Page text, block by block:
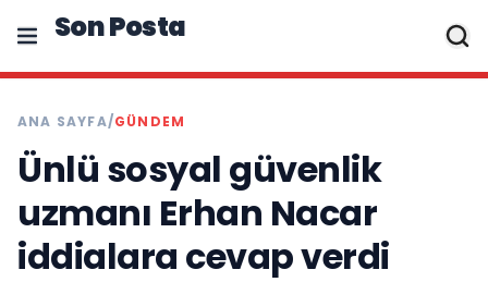
Son Posta
ANA SAYFA/GÜNDEM
Ünlü sosyal güvenlik
uzmanı Erhan Nacar
iddialara cevap verdi